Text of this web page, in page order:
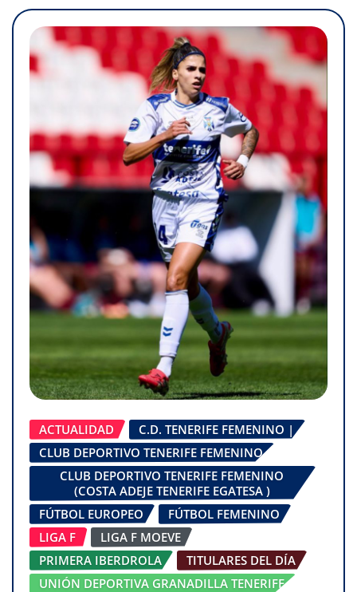
ACTUALIDAD
C.D. TENERIFE FEMENINO |
CLUB DEPORTIVO TENERIFE FEMENINO
CLUB DEPORTIVO TENERIFE FEMENINO
(COSTA ADEJE TENERIFE EGATESA )
FÚTBOL EUROPEO
FÚTBOL FEMENINO
LIGA F
LIGA F MOEVE
PRIMERA IBERDROLA
TITULARES DEL DÍA
UNIÓN DEPORTIVA GRANADILLA TENERIFE